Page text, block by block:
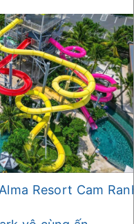
Resort Cam